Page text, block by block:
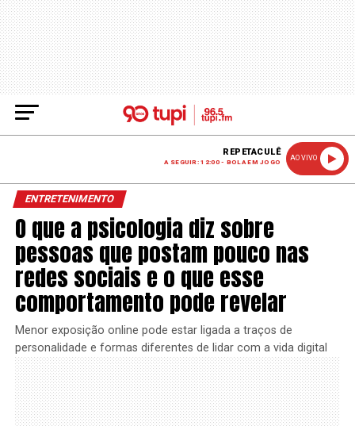
REPETACULÊ
A SEGUIR: 12:00 - BOLA EM JOGO
AO VIVO
ENTRETENIMENTO
O que a psicologia diz sobre
pessoas que postam pouco nas
redes sociais e o que esse
comportamento pode revelar
Menor exposição online pode estar ligada a traços de
personalidade e formas diferentes de lidar com a vida digital